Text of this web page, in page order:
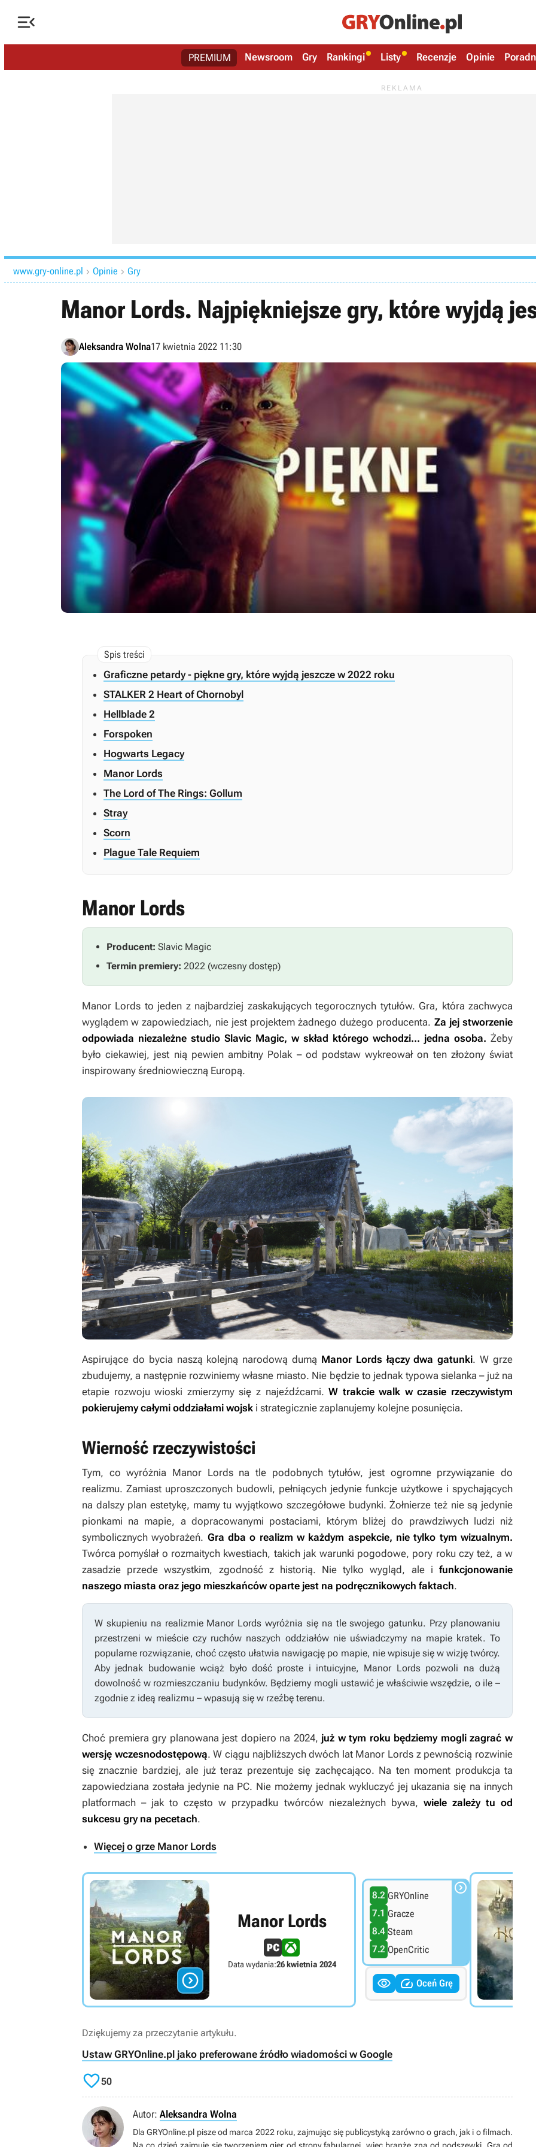

PREMIUM Newsroom Gry Rankingi Listy Recenzje Opinie
www.gry-online.pl  Opinie  Gry
Manor Lords. Najpiękniejsze gry, które wyjdą
Aleksandra Wolna17 kwietnia 2022 11:30
Graficzne petardy - piękne gry, które wyjdą jeszcze w 2022 roku
STALKER 2 Heart of Chornobyl
Hellblade 2
Forspoken
Hogwarts Legacy
Manor Lords
The Lord of The Rings: Gollum
Stray
Scorn
Plague Tale Requiem
Manor Lords
Producent: Slavic Magic
Termin premiery: 2022 (wczesny dostęp)
Manor Lords to jeden z najbardziej zaskakujących tegorocznych tytułów. Gra, która zachwyca
wyglądem w zapowiedziach, nie jest projektem żadnego dużego producenta. Za jej stworzenie
odpowiada niezależne studio Slavic Magic, w skład którego wchodzi... jedna osoba. Żeby
było ciekawiej, jest nią pewien ambitny Polak – od podstaw wykreował on ten złożony świat
inspirowany średniowieczną Europą.
Aspirujące do bycia naszą kolejną narodową dumą Manor Lords łączy dwa gatunki. W grze
zbudujemy, a następnie rozwiniemy własne miasto. Nie będzie to jednak typowa sielanka – już na
etapie rozwoju wioski zmierzymy się z najeźdźcami.W trakcie walk w czasie rzeczywistym
pokierujemy całymi oddziałami wojsk i strategicznie zaplanujemy kolejne posunięcia.
Wierność rzeczywistości
Tym, co wyróżnia Manor Lordsna tle podobnych tytułów, jest ogromne przywiązanie do
realizmu. Zamiast uproszczonych budowli, pełniących jedynie funkcje użytkowe i spychających
na dalszy plan estetykę, mamy tu wyjątkowo szczegółowe budynki. Żołnierze też nie są jedynie
pionkami na mapie, a dopracowanymi postaciami, którym bliżej do prawdziwych ludzi niż
symbolicznych wyobrażeń. Gra dba o realizm w każdym aspekcie, nie tylko tym wizualnym.
Twórca pomyślał o rozmaitych kwestiach, takich jak warunki pogodowe, pory roku czy też, a w
zasadzie przede wszystkim, zgodność z historią. Nie tylko wygląd, ale i funkcjonowanie
naszego miasta oraz jego mieszkańców oparte jest na podręcznikowych faktach.
W skupieniu na realizmie Manor Lords wyróżnia się na tle swojego gatunku. Przy planowaniu
przestrzeni w mieście czy ruchów naszych oddziałów nie uświadczymy na mapie kratek. To
popularne rozwiązanie, choć często ułatwia nawigację po mapie, nie wpisuje się w wizję twórcy.
Aby jednak budowanie wciąż było dość proste i intuicyjne, Manor Lords pozwoli na dużą
dowolność w rozmieszczaniu budynków. Będziemy mogli ustawić je właściwie wszędzie, o ile –
zgodnie z ideą realizmu – wpasują się w rzeźbę terenu.
Choć premiera gry planowana jest dopiero na 2024, już w tym roku będziemy mogli zagrać w
wersję wczesnodostępową. W ciągu najbliższych dwóch lat Manor Lords z pewnością rozwinie
się znacznie bardziej, ale już teraz prezentuje się zachęcająco. Na ten moment produkcja ta
zapowiedziana została jedynie na PC. Nie możemy jednak wykluczyć jej ukazania się na innych
platformach – jak to często w przypadku twórców niezależnych bywa, wiele zależy tu od
sukcesu gry na pecetach.
Więcej o grze Manor Lords

Manor Lords
Data wydania:26 kwietnia 2024
8.2 GRYOnline
7.1 Gracze
8.4 Steam
7.2 OpenCritic

  Oceń Grę
Dziękujemy za przeczytanie artykułu.
Ustaw GRYOnline.pl jako preferowane źródło wiadomości w Google
50
Autor: Aleksandra Wolna
Dla GRYOnline.pl pisze od marca 2022 roku, zajmując się publicystyką zarówno o grach, jak i o filmach.